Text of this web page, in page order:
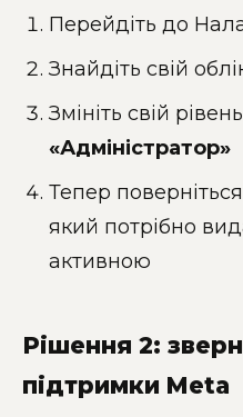
Перейдіть до
Знайдіть свій
Змініть свій
«Адміністратор»
Тепер
який потрібно
активною
Рішення 2:
підтримки Meta